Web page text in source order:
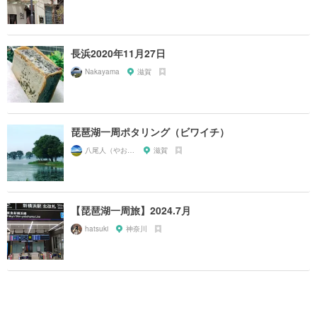
長浜2020年11月27日
Nakayama 滋賀
琵琶湖一周ポタリング（ビワイチ）
滋賀
【琵琶湖一周旅】2024.7月
hatsuki 神奈川